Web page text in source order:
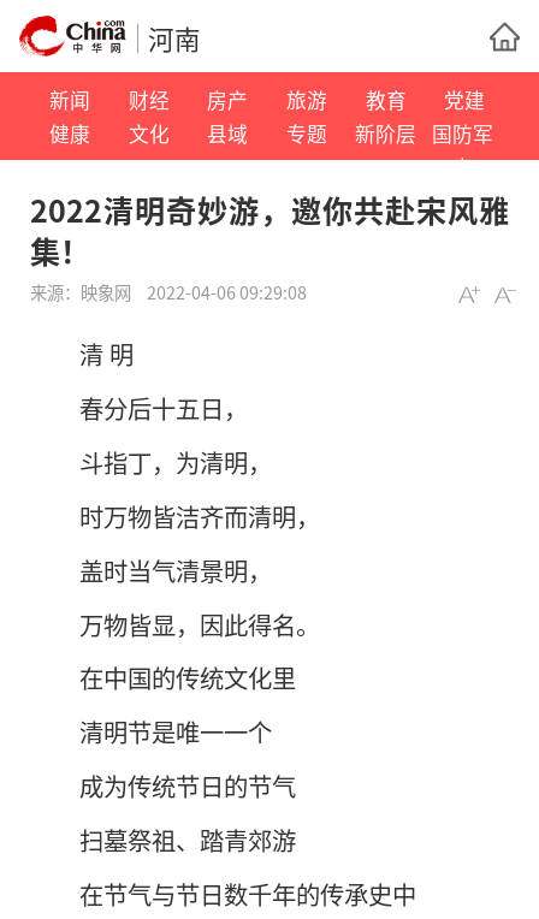
河南
新闻 财经 房产 旅游 教育
党建
健康
文化 县域 专题 新阶层
国防军
事
2022清明奇妙游，邀你共赴宋风雅
集！
来源： 映象网 2022-04-06 09:29:08
清 明
春分后十五日，
斗指丁，为清明，
时万物皆洁齐而清明，
盖时当气清景明，
万物皆显，因此得名。
在中国的传统文化里
清明节是唯一一个
成为传统节日的节气
扫墓祭祖、踏青郊游
在节气与节日数千年的传承史中